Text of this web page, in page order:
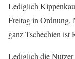
Lediglich
Freitag in Ordnung.
ganz Tschechien ist
Lediglich die